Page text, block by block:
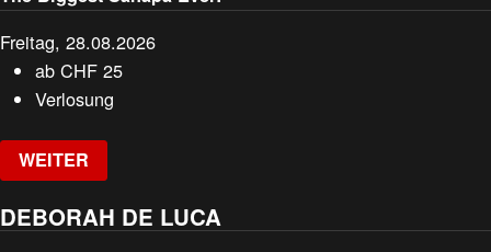
Freitag, 28.08.2026
abCHF 25
Verlosung
WEITER
DEBORAH DE LUCA